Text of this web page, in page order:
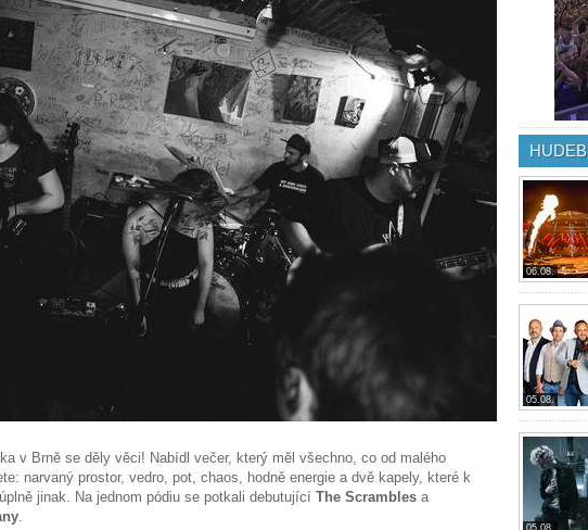
v Brně se děly věci! Nabídl večer, který měl všechno, co od malého
narvaný prostor, vedro, pot, chaos, hodně energie a dvě kapely, které k
jinak. Na jednom pódiu se potkali debutující The Scrambles a
.
06.08.
05.08.
05.08.